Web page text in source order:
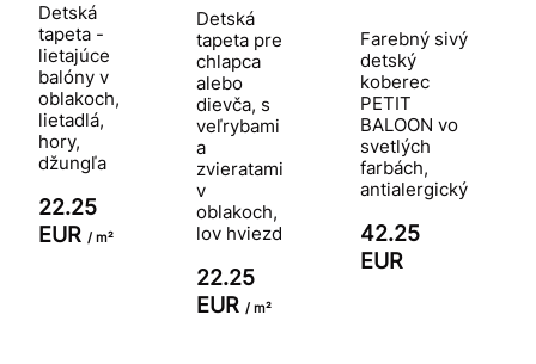
Detská
tapeta -
lietajúce
balóny v
oblakoch,
lietadlá,
hory,
džungľa
22.25
EUR / m²
Detská
tapeta pre
chlapca
alebo
dievča, s
veľrybami
a
zvieratami
v
oblakoch,
lov hviezd
22.25
EUR / m²
Farebný sivý
detský
koberec
PETIT
BALOON vo
svetlých
farbách,
antialergický
42.25
EUR